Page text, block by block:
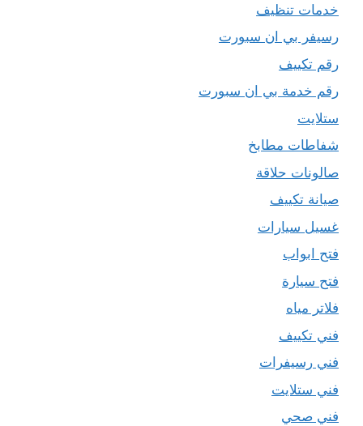
خدمات تنظيف
رسيفر بي ان سبورت
رقم تكييف
رقم خدمة بي ان سبورت
ستلايت
شفاطات مطابخ
صالونات حلاقة
صيانة تكييف
غسيل سيارات
فتح ابواب
فتح سيارة
فلاتر مياه
فني تكييف
فني رسيفرات
فني ستلايت
فني صحي